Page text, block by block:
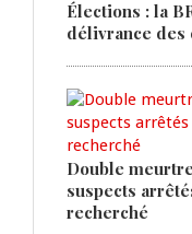
Élections : la
délivrance des
Double
suspects
recherché